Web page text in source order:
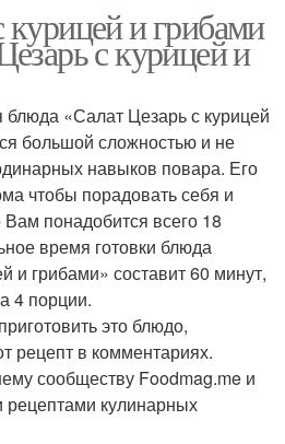
курицей и грибами
с курицей и
блюда «Салат Цезарь с курицей
большой сложностью и не
навыков повара. Его
чтобы порадовать себя и
понадобится всего 18
время готовки блюда
и грибами» составит 60 минут,
4 порции.
это блюдо,
рецепт в комментариях.
сообществу Foodmag.me и
рецептами кулинарных